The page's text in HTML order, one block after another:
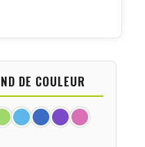
DE COULEUR